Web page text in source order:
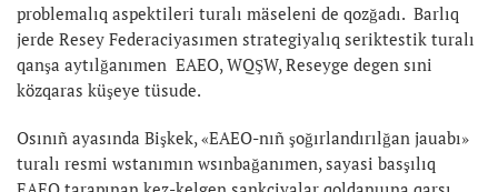
problemalıq aspektileri turalı mäseleni de qozğadı. Barlıq
jerde Resey Federaciyasımen strategiyalıq seriktestik turalı
qanşa aytılğanımen EAEO, WQŞW, Reseyge degen sıni
közqaras küşeye tüsude.
Osınıñ ayasında Bişkek, «EAEO-nıñ şoğırlandırılğan jauabı»
turalı resmi wstanımın wsınbağanımen, sayasi basşılıq